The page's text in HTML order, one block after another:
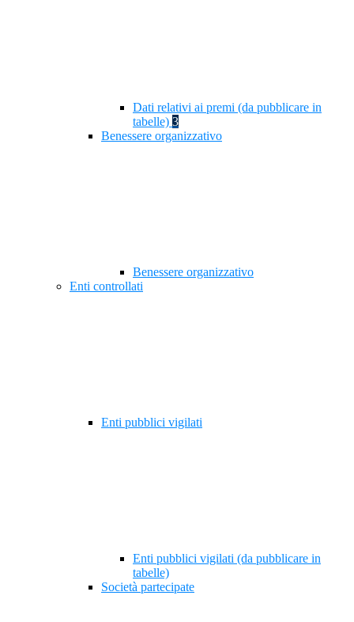
Dati relativi ai premi (da pubblicare in
tabelle) 3
Benessere organizzativo
Benessere organizzativo
Enti controllati
Enti pubblici vigilati
Enti pubblici vigilati (da pubblicare in
tabelle)
Società partecipate